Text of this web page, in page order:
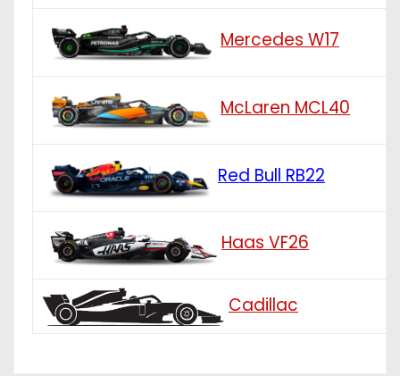
Mercedes W17
McLaren MCL40
Red Bull RB22
Haas VF26
Cadillac